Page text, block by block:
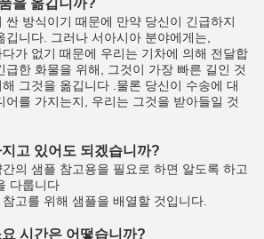
을 옮깁니까?
싼 방식이기 때문에 만약 당신이 긴급하지
니다. 그러나 서아시아 분야에게는,
가 없기 때문에 우리는 기차에 의해 전달합
급한 화물을 위해, 그것이 가장 빠른 길인 것
그것을 옮깁니다 .물론 당신이 수송에 대
어를 가지는지, 우리는 그것을 받아들일 것
고 있어도 되겠습니까?
의 샘플 참고용을 필요로 하면 알도록 하고
다룹니다
고를 위해 샘플을 배열할 것입니다.
시간은 어떻습니까?